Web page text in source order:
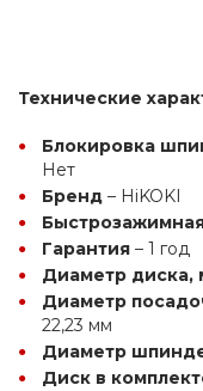
Технические
Блокировка
Нет
Бренд – HiKOKI
Гарантия – 1 год
Диаметр диска,
Диаметр
22,23 мм
Диаметр
Диск в